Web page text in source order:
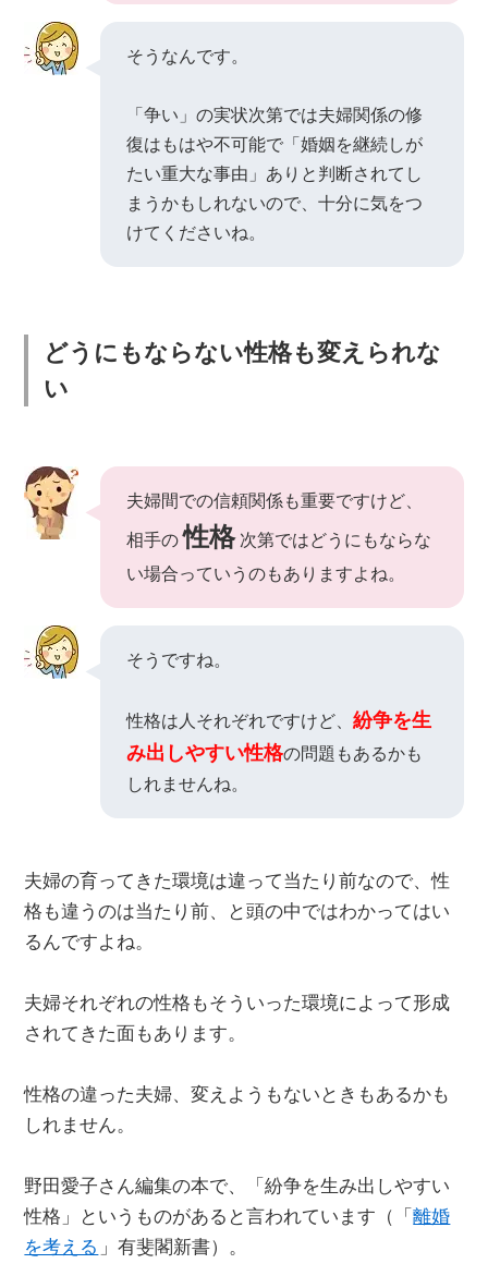
そうなんです。
「争い」の実状次第では夫婦関係の修
復はもはや不可能で「婚姻を継続しが
たい重大な事由」ありと判断されてし
まうかもしれないので、十分に気をつ
けてくださいね。
どうにもならない性格も変えられな
い
夫婦間での信頼関係も重要ですけど、
相手の性格次第ではどうにもならな
い場合っていうのもありますよね。
そうですね。
性格は人それぞれですけど、紛争を生
み出しやすい性格の問題もあるかも
しれませんね。
夫婦の育ってきた環境は違って当たり前なので、性
格も違うのは当たり前、と頭の中ではわかってはい
るんですよね。
夫婦それぞれの性格もそういった環境によって形成
されてきた面もあります。
性格の違った夫婦、変えようもないときもあるかも
しれません。
野田愛子さん編集の本で、「紛争を生み出しやすい
性格」というものがあると言われています（「離婚
を考える 」有斐閣新書）。